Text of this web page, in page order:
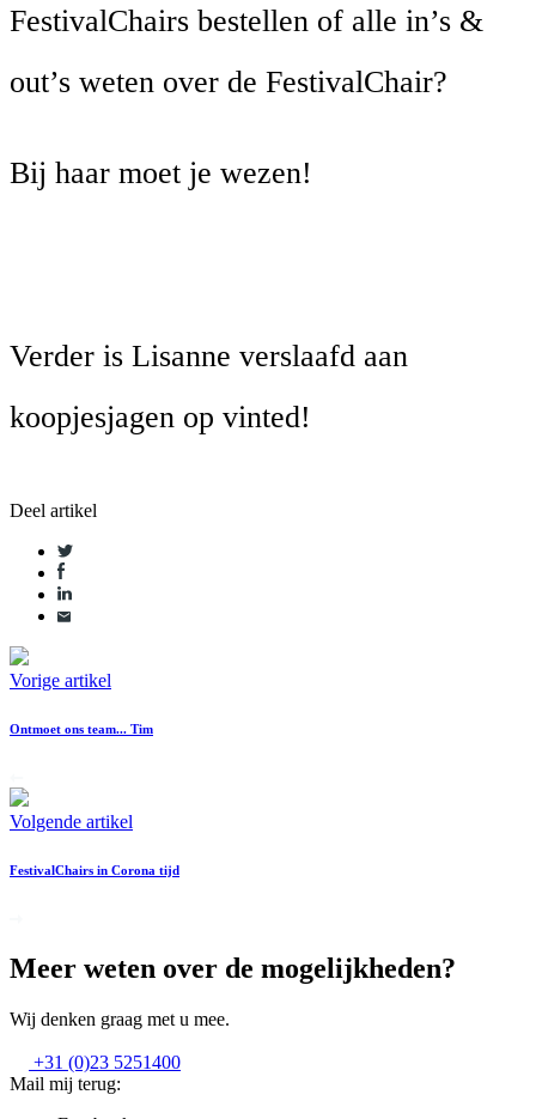
FestivalChairs bestellen of alle in’s &
out’s weten over de FestivalChair?
Bij haar moet je wezen!
Verder is Lisanne verslaafd aan
koopjesjagen op vinted!
Deel artikel
Vorige artikel
Ontmoet ons team... Tim
Volgende artikel
FestivalChairs in Corona tijd
Meer weten over de mogelijkheden?
Wij denken graag met u mee.
+31 (0)23 5251400
Mail mij terug: